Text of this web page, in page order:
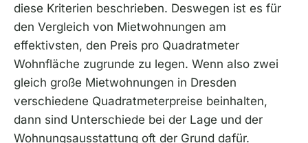
diese Kriterien beschrieben. Deswegen ist es für
den Vergleich von Mietwohnungen am
effektivsten, den Preis pro Quadratmeter
Wohnfläche zugrunde zu legen. Wenn also zwei
gleich große Mietwohnungen in Dresden
verschiedene Quadratmeterpreise beinhalten,
dann sind Unterschiede bei der Lage und der
Wohnungsausstattung oft der Grund dafür.